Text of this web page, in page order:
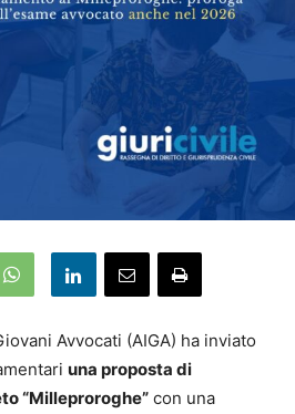
Avvocati (AIGA) ha inviato
una proposta di
“Milleproroghe” con una